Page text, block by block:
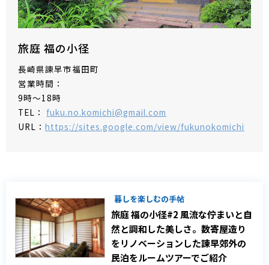
旅庭 福の小径
長崎県諫早市福田町
営業時間：
9時～18時
TEL： fuku.no.komichi@gmail.com
URL： https://sites.google.com/view/fukunokomichi
暮しを楽しむの手帖
旅庭 福の小径#2 風流な佇まいと自
然と調和した美しさ。数寄屋造り
をリノベーションした諫早郊外の
民泊をルームツアーでご紹介